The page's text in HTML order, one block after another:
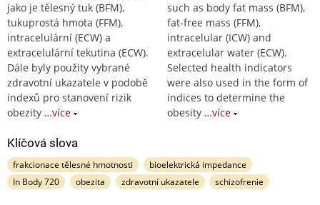
jako je tělesný tuk (BFM),
tukuprostá hmota (FFM),
intracelulární (ECW) a
extracelulární tekutina (ECW).
Dále byly použity vybrané
zdravotní ukazatele v podobě
indexů pro stanovení rizik
obezity …více
such as body fat mass (BFM),
fat-free mass (FFM),
intracelular (ICW) and
extracelular water (ECW).
Selected health indicators
were also used in the form of
indices to determine the
obesity …více
Klíčová slova
frakcionace tělesné hmotnosti
bioelektrická impedance
In Body 720
obezita zdravotní ukazatele schizofrenie